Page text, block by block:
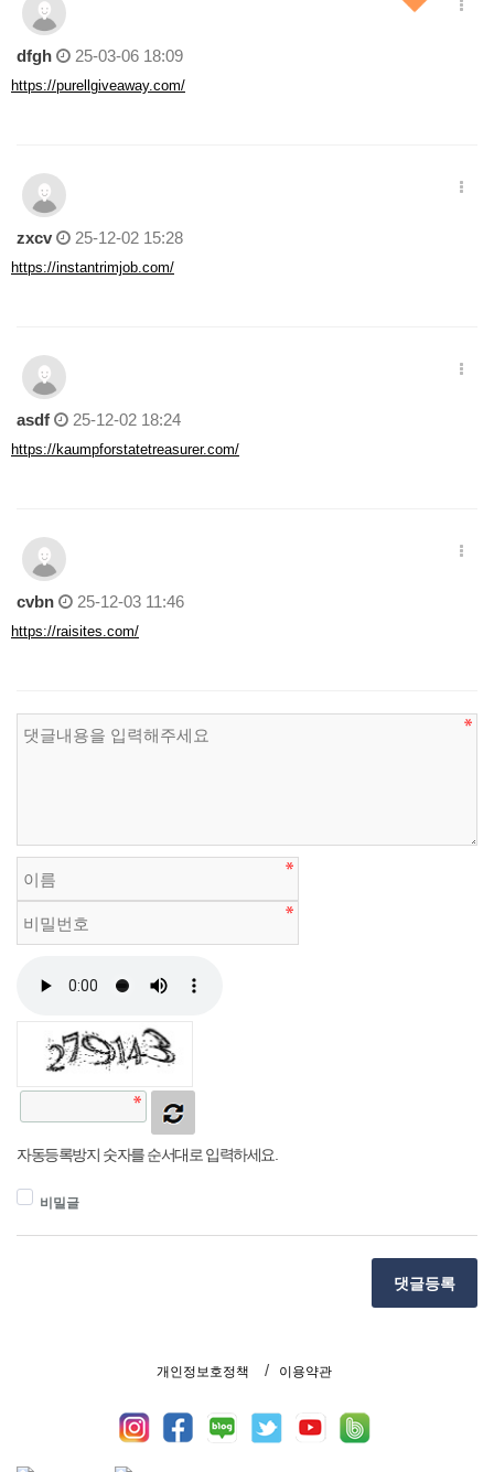
dfgh 25-03-06 18:09
https://purellgiveaway.com/
zxcv 25-12-02 15:28
https://instantrimjob.com/
asdf 25-12-02 18:24
https://kaumpforstatetreasurer.com/
cvbn 25-12-03 11:46
https://raisites.com/
자동등록방지 숫자를 순서대로 입력하세요.
비밀글
댓글등록
개인정보호정책 이용약관